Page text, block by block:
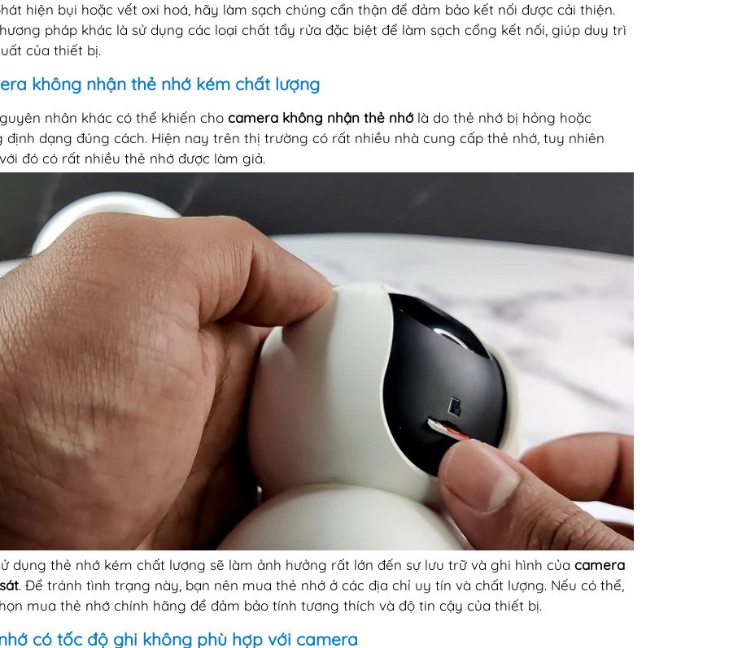
hiện bụi hoặc vết oxi hoá, hãy làm sạch chúng cẩn thận để đảm bảo kết nối được cải thiện.
pháp khác là sử dụng các loại chất tẩy rửa đặc biệt để làm sạch cổng kết nối, giúp duy trì
của thiết bị.
không nhận thẻ nhớ kém chất lượng
nhân khác có thể khiến cho camera không nhận thẻ nhớ là do thẻ nhớ bị hỏng hoặc
định dạng đúng cách. Hiện nay trên thị trường có rất nhiều nhà cung cấp thẻ nhớ, tuy nhiên
đó có rất nhiều thẻ nhớ được làm giả.
dụng thẻ nhớ kém chất lượng sẽ làm ảnh hưởng rất lớn đến sự lưu trữ và ghi hình của camera
. Để tránh tình trạng này, bạn nên mua thẻ nhớ ở các địa chỉ uy tín và chất lượng. Nếu có thể,
mua thẻ nhớ chính hãng để đảm bảo tính tương thích và độ tin cậy của thiết bị.
có tốc độ ghi không phù hợp với camera